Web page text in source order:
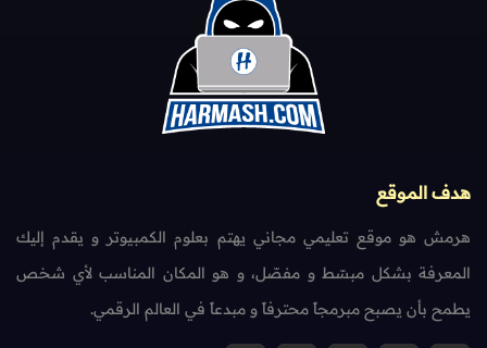
هدف الموقع
هرمش هو موقع تعليمي مجاني يهتم بعلوم الكمبيوتر و يقدم إليك
المعرفة بشكل مبسّط و مفصّل، و هو المكان المناسب لأي شخص
يطمح بأن يصبح مبرمجاً محترفاً و مبدعاً في العالم الرقمي.